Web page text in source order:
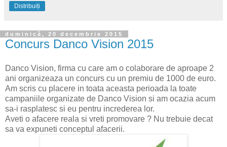
Distribuiți
duminică, 20 decembrie 2015
Concurs Danco Vision 2015
Danco Vision, firma cu care am o colaborare de aproape 2
ani organizeaza un concurs cu un premiu de 1000 de euro.
Am scris cu placere in toata aceasta perioada la toate
campaniile organizate de Danco Vision si am ocazia acum
sa-i rasplatesc si eu pentru increderea lor.
Aveti o afacere reala si vreti promovare ? Nu trebuie decat
sa va expuneti conceptul afacerii.